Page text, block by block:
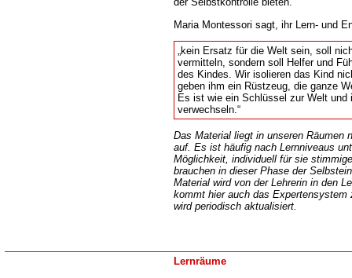
Maria Montessori sagt, ihr Lern- und
kein Ersatz für die Welt sein, soll
vermitteln, sondern soll Helfer und
des Kindes. Wir isolieren das Kind
geben ihm ein Rüstzeug, die ganze
Es ist wie ein Schlüssel zur Welt
verwechseln.“
Das Material liegt in unseren Räumen
auf. Es ist häufig nach Lernniveaus
Möglichkeit, individuell für sie
brauchen in dieser Phase der
Material wird von der Lehrerin in den
kommt hier auch das Expertensystem
wird periodisch aktualisiert.
Lernräume